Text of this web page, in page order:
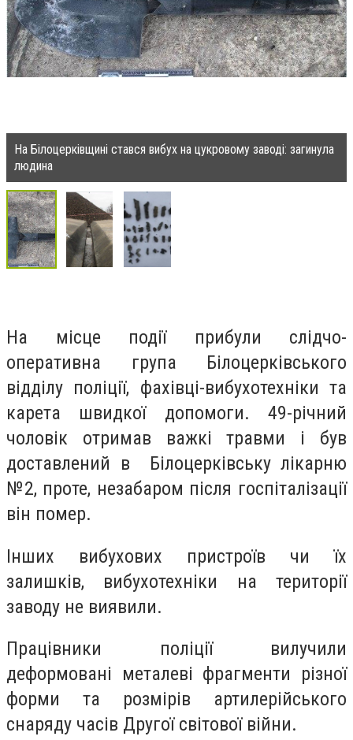
На Білоцерківщині стався вибух на цукровому заводі: загинула
людина
На місце події прибули слідчо-
оперативна група Білоцерківського
відділу поліції, фахівці-вибухотехніки та
карета швидкої допомоги. 49-річний
чоловік отримав важкі травми і був
доставлений в Білоцерківську лікарню
№2, проте, незабаром після госпіталізації
він помер.
Інших вибухових пристроїв чи їх
залишків, вибухотехніки на території
заводу не виявили.
Працівники поліції вилучили
деформовані металеві фрагменти різної
форми та розмірів артилерійського
снаряду часів Другої світової війни.